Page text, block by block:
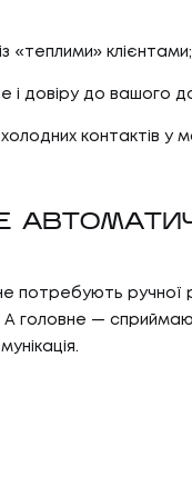
«теплими» клієнтами;
і довіру до вашого
холодних контактів у
потребують
А головне —